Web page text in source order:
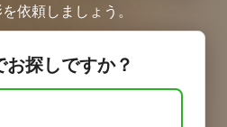
依頼しましょう。
お探しですか？